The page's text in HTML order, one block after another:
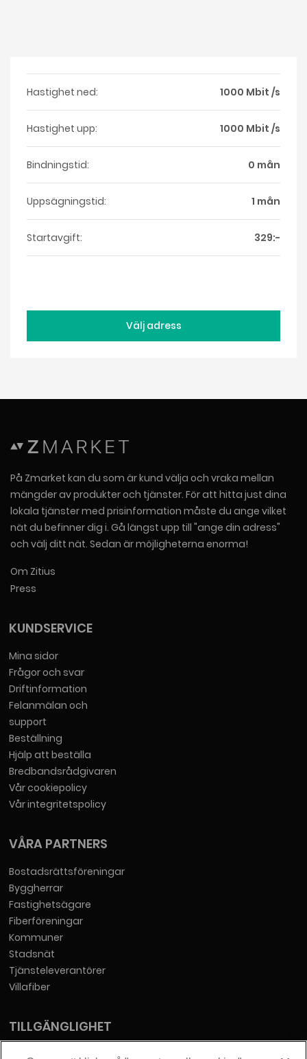
Hastighet ned: 1000 Mbit /s
Hastighet upp: 1000 Mbit /s
Bindningstid: 0 mån
Uppsägningstid: 1 mån
Startavgift: 329:-
Välj adress
På Zmarket kan du som är kund välja och vraka mellan
mängder av produkter och tjänster. För att hitta just dina
lokala tjänster med prisinformation måste du ange vilket
nät du befinner dig i. Gå längst upp till "ange din adress"
och välj ditt nät. Sedan är möjligheterna enorma!
Om Zitius
Press
KUNDSERVICE
Mina sidor
Frågor och svar
Driftinformation
Felanmälan och
support
Beställning
Hjälp att beställa
Bredbandsrådgivaren
Vår cookiepolicy
Vår integritetspolicy
VÅRA PARTNERS
Bostadsrättsföreningar
Byggherrar
Fastighetsägare
Fiberföreningar
Kommuner
Stadsnät
Tjänsteleverantörer
Villafiber
TILLGÄNGLIGHET
Tillgänglighetsredogörelse